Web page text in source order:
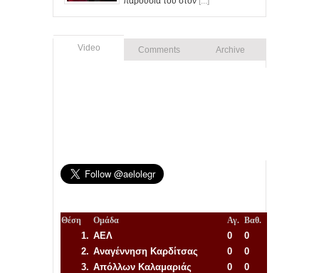
Video Comments Archive
Θέση Ομάδα Αγ. Βαθ.
1. ΑΕΛ 0
0
2. Αναγέννηση Καρδίτσας 0
0
3. Απόλλων Καλαμαριάς 0
0